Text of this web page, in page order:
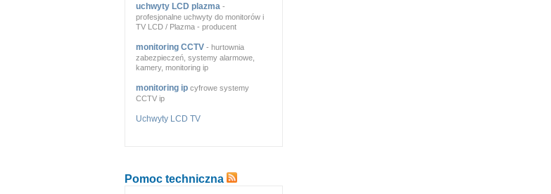
uchwyty LCD plazma -
profesjonalne uchwyty do monitorów i
TV LCD / Plazma - producent
monitoring CCTV - hurtownia
zabezpieczeń, systemy alarmowe,
kamery, monitoring ip
monitoring ip cyfrowe systemy
CCTV ip
Uchwyty LCD TV
Pomoc techniczna